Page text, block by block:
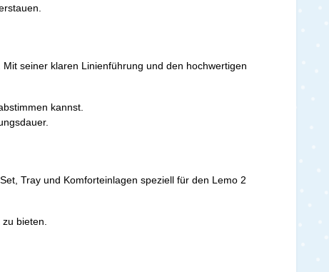
seiner klaren Linienführung und den hochwertigen
kannst.
Tray und Komforteinlagen speziell für den Lemo 2
bieten.